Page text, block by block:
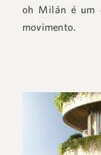
oh Milán é um
movimento.